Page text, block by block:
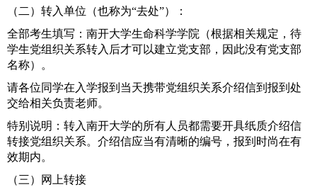
（二）转入单位（也称为“去处”）：
全部考生填写：南开大学生命科学学院（根据相关规定，待
学生党组织关系转入后才可以建立党支部，因此没有党支部
名称）。
请各位同学在入学报到当天携带党组织关系介绍信到报到处
交给相关负责老师。
特别说明：转入南开大学的所有人员都需要开具纸质介绍信
转接党组织关系。介绍信应当有清晰的编号，报到时尚在有
效期内。
（三）网上转接